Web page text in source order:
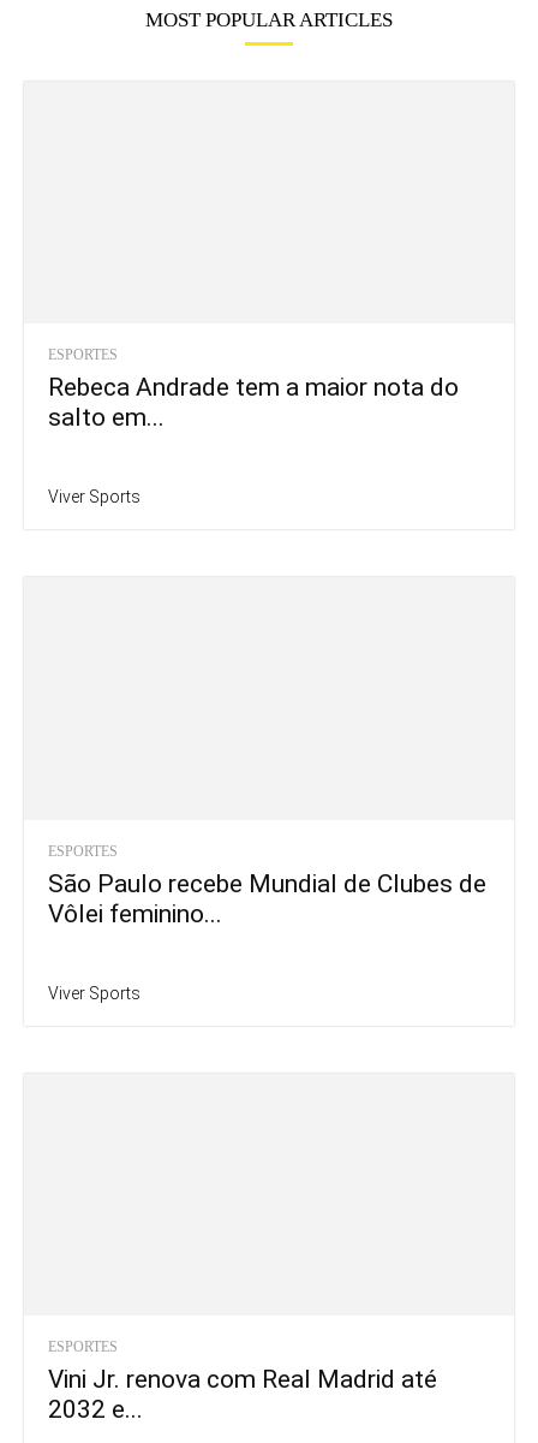
MOST POPULAR ARTICLES
ESPORTES
Rebeca Andrade tem a maior nota do
salto em...
Viver Sports
ESPORTES
São Paulo recebe Mundial de Clubes de
Vôlei feminino...
Viver Sports
ESPORTES
Vini Jr. renova com Real Madrid até
2032 e...